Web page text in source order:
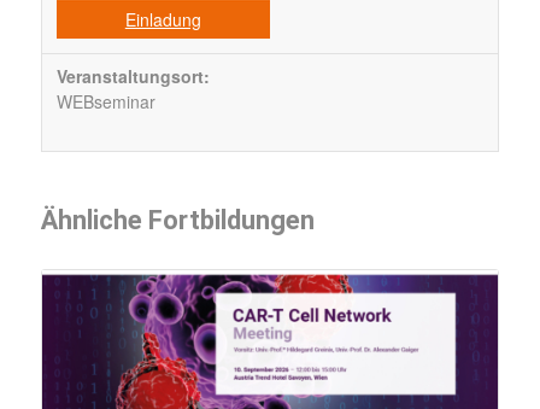
Einladung
Veranstaltungsort:
WEBseminar
Ähnliche Fortbildungen